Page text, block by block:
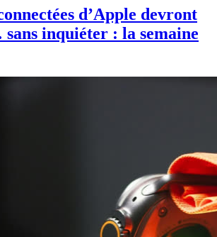
d’Apple devront
inquiéter : la semaine